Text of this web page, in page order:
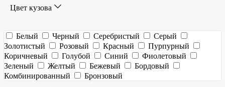
Цвет кузова
Белый Черный Серебристый
Серый
Золотистый
Розовый Красный
Пурпурный
Коричневый
Голубой Синий
Фиолетовый
Зеленый
Желтый Бежевый
Бордовый
Комбинированный
Бронзовый